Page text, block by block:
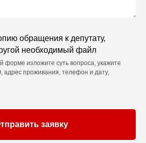
обращения к депутату,
необходимый файл
форме изложите суть вопроса, укажите
проживания, телефон и дату,
заявку